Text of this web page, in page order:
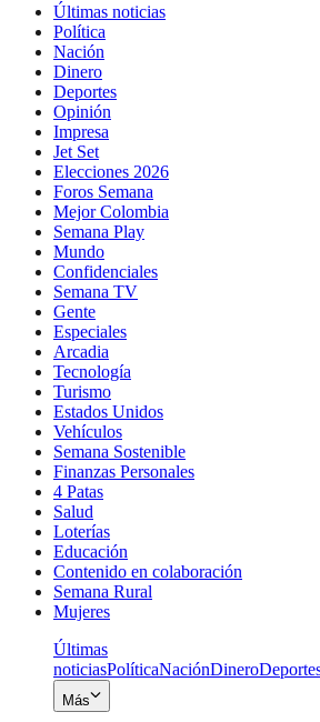
Últimas noticias
Política
Nación
Dinero
Deportes
Opinión
Impresa
Jet Set
Elecciones 2026
Foros Semana
Mejor Colombia
Semana Play
Mundo
Confidenciales
Semana TV
Gente
Especiales
Arcadia
Tecnología
Turismo
Estados Unidos
Vehículos
Semana Sostenible
Finanzas Personales
4 Patas
Salud
Loterías
Educación
Contenido en colaboración
Semana Rural
Mujeres
Últimas
noticiasPolíticaNaciónDinero
Más